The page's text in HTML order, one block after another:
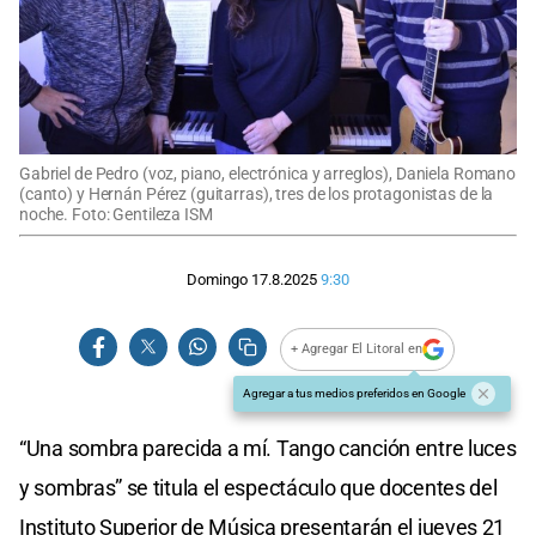
Gabriel de Pedro (voz, piano, electrónica y arreglos), Daniela Romano
(canto) y Hernán Pérez (guitarras), tres de los protagonistas de la
noche. Foto: Gentileza ISM
Domingo 17.8.2025 9:30
+ Agregar El Litoral en
Agregar a tus medios preferidos en Google
“Una sombra parecida a mí. Tango canción entre luces
y sombras” se titula el espectáculo que docentes del
Instituto Superior de Música presentarán el jueves 21